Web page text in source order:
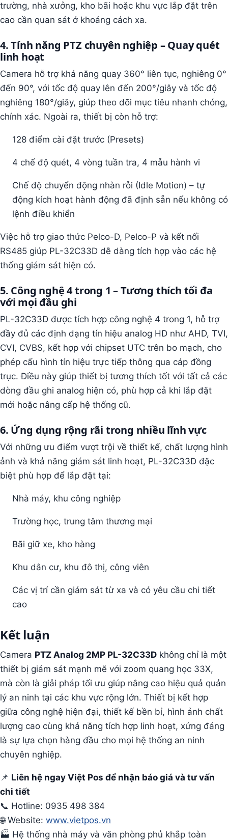
trường, nhà xưởng, kho bãi hoặc khu vực lắp đặt trên
cao cần quan sát ở khoảng cách xa.
4. Tính năng PTZ chuyên nghiệp – Quay quét
linh hoạt
Camera hỗ trợ khả năng quay 360° liên tục, nghiêng 0°
đến 90°, với tốc độ quay lên đến 200°/giây và tốc độ
nghiêng 180°/giây, giúp theo dõi mục tiêu nhanh chóng,
chính xác. Ngoài ra, thiết bị còn hỗ trợ:
128 điểm cài đặt trước (Presets)
4 chế độ quét, 4 vòng tuần tra, 4 mẫu hành vi
Chế độ chuyển động nhàn rỗi (Idle Motion) – tự
động kích hoạt hành động đã định sẵn nếu không có
lệnh điều khiển
Việc hỗ trợ giao thức Pelco-D, Pelco-P và kết nối
RS485 giúp PL-32C33D dễ dàng tích hợp vào các hệ
thống giám sát hiện có.
5. Công nghệ 4 trong 1 – Tương thích tối đa
với mọi đầu ghi
PL-32C33D được tích hợp công nghệ 4 trong 1, hỗ trợ
đầy đủ các định dạng tín hiệu analog HD như AHD, TVI,
CVI, CVBS, kết hợp với chipset UTC trên bo mạch, cho
phép cấu hình tín hiệu trực tiếp thông qua cáp đồng
trục. Điều này giúp thiết bị tương thích tốt với tất cả các
dòng đầu ghi analog hiện có, phù hợp cả khi lắp đặt
mới hoặc nâng cấp hệ thống cũ.
6. Ứng dụng rộng rãi trong nhiều lĩnh vực
Với những ưu điểm vượt trội về thiết kế, chất lượng hình
ảnh và khả năng giám sát linh hoạt, PL-32C33D đặc
biệt phù hợp để lắp đặt tại:
Nhà máy, khu công nghiệp
Trường học, trung tâm thương mại
Bãi giữ xe, kho hàng
Khu dân cư, khu đô thị, công viên
Các vị trí cần giám sát từ xa và có yêu cầu chi tiết
cao
Kết luận
Camera PTZ Analog 2MP PL-32C33D không chỉ là một
thiết bị giám sát mạnh mẽ với zoom quang học 33X,
mà còn là giải pháp tối ưu giúp nâng cao hiệu quả quản
lý an ninh tại các khu vực rộng lớn. Thiết bị kết hợp
giữa công nghệ hiện đại, thiết kế bền bỉ, hình ảnh chất
lượng cao cùng khả năng tích hợp linh hoạt, xứng đáng
là sự lựa chọn hàng đầu cho mọi hệ thống an ninh
chuyên nghiệp.
📌 Liên hệ ngay Việt Pos để nhận báo giá và tư vấn
chi tiết
📞 Hotline: 0935 498 384
🌐 Website: www.vietpos.vn
🏭 Hệ thống nhà máy và văn phòng phủ khắp toàn